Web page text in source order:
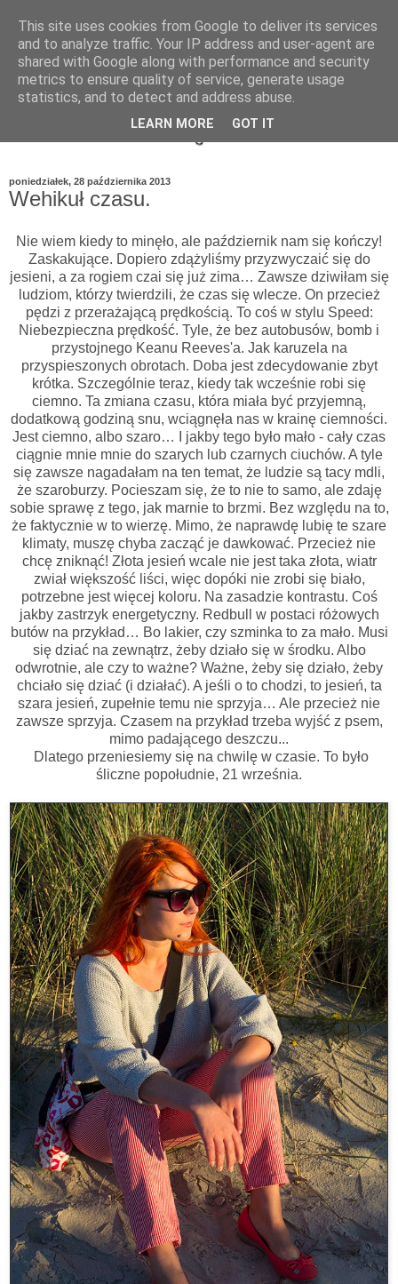
poniedziałek, 28 października 2013
Wehikuł czasu.
Nie wiem kiedy to minęło, ale październik nam się kończy!
Zaskakujące. Dopiero zdążyliśmy przyzwyczaić się do
jesieni, a za rogiem czai się już zima… Zawsze dziwiłam się
ludziom, którzy twierdzili, że czas się wlecze. On przecież
pędzi z przerażającą prędkością. To coś w stylu Speed:
Niebezpieczna prędkość. Tyle, że bez autobusów, bomb i
przystojnego Keanu Reeves'a. Jak karuzela na
przyspieszonych obrotach. Doba jest zdecydowanie zbyt
krótka. Szczególnie teraz, kiedy tak wcześnie robi się
ciemno. Ta zmiana czasu, która miała być przyjemną,
dodatkową godziną snu, wciągnęła nas w krainę ciemności.
Jest ciemno, albo szaro… I jakby tego było mało - cały czas
ciągnie mnie mnie do szarych lub czarnych ciuchów. A tyle
się zawsze nagadałam na ten temat, że ludzie są tacy mdli,
że szaroburzy. Pocieszam się, że to nie to samo, ale zdaję
sobie sprawę z tego, jak marnie to brzmi. Bez względu na to,
że faktycznie w to wierzę. Mimo, że naprawdę lubię te szare
klimaty, muszę chyba zacząć je dawkować. Przecież nie
chcę zniknąć! Złota jesień wcale nie jest taka złota, wiatr
zwiał większość liści, więc dopóki nie zrobi się biało,
potrzebne jest więcej koloru. Na zasadzie kontrastu. Coś
jakby zastrzyk energetyczny. Redbull w postaci różowych
butów na przykład… Bo lakier, czy szminka to za mało. Musi
się dziać na zewnątrz, żeby działo się w środku. Albo
odwrotnie, ale czy to ważne? Ważne, żeby się działo, żeby
chciało się dziać (i działać). A jeśli o to chodzi, to jesień, ta
szara jesień, zupełnie temu nie sprzyja… Ale przecież nie
zawsze sprzyja. Czasem na przykład trzeba wyjść z psem,
mimo padającego deszczu...
Dlatego przeniesiemy się na chwilę w czasie. To było
śliczne popołudnie, 21 września.
This site uses cookies from Google to deliver its services
and to analyze traffic. Your IP address and user-agent are
shared with Google along with performance and security
metrics to ensure quality of service, generate usage
statistics, and to detect and address abuse.
LEARN MORE GOT IT